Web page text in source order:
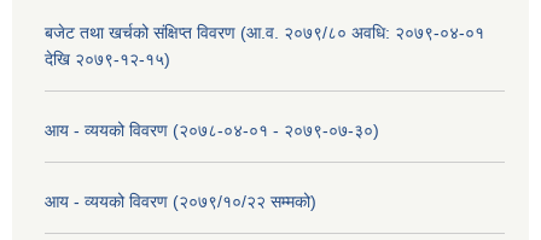
बजेट तथा खर्चको संक्षिप्त विवरण (आ.व. २०७९/८० अवधि: २०७९-०४-०१
देखि २०७९-१२-१५)
आय - व्ययको विवरण (२०७८-०४-०१ - २०७९-०७-३०)
आय - व्ययको विवरण (२०७९/१०/२२ सम्मको)